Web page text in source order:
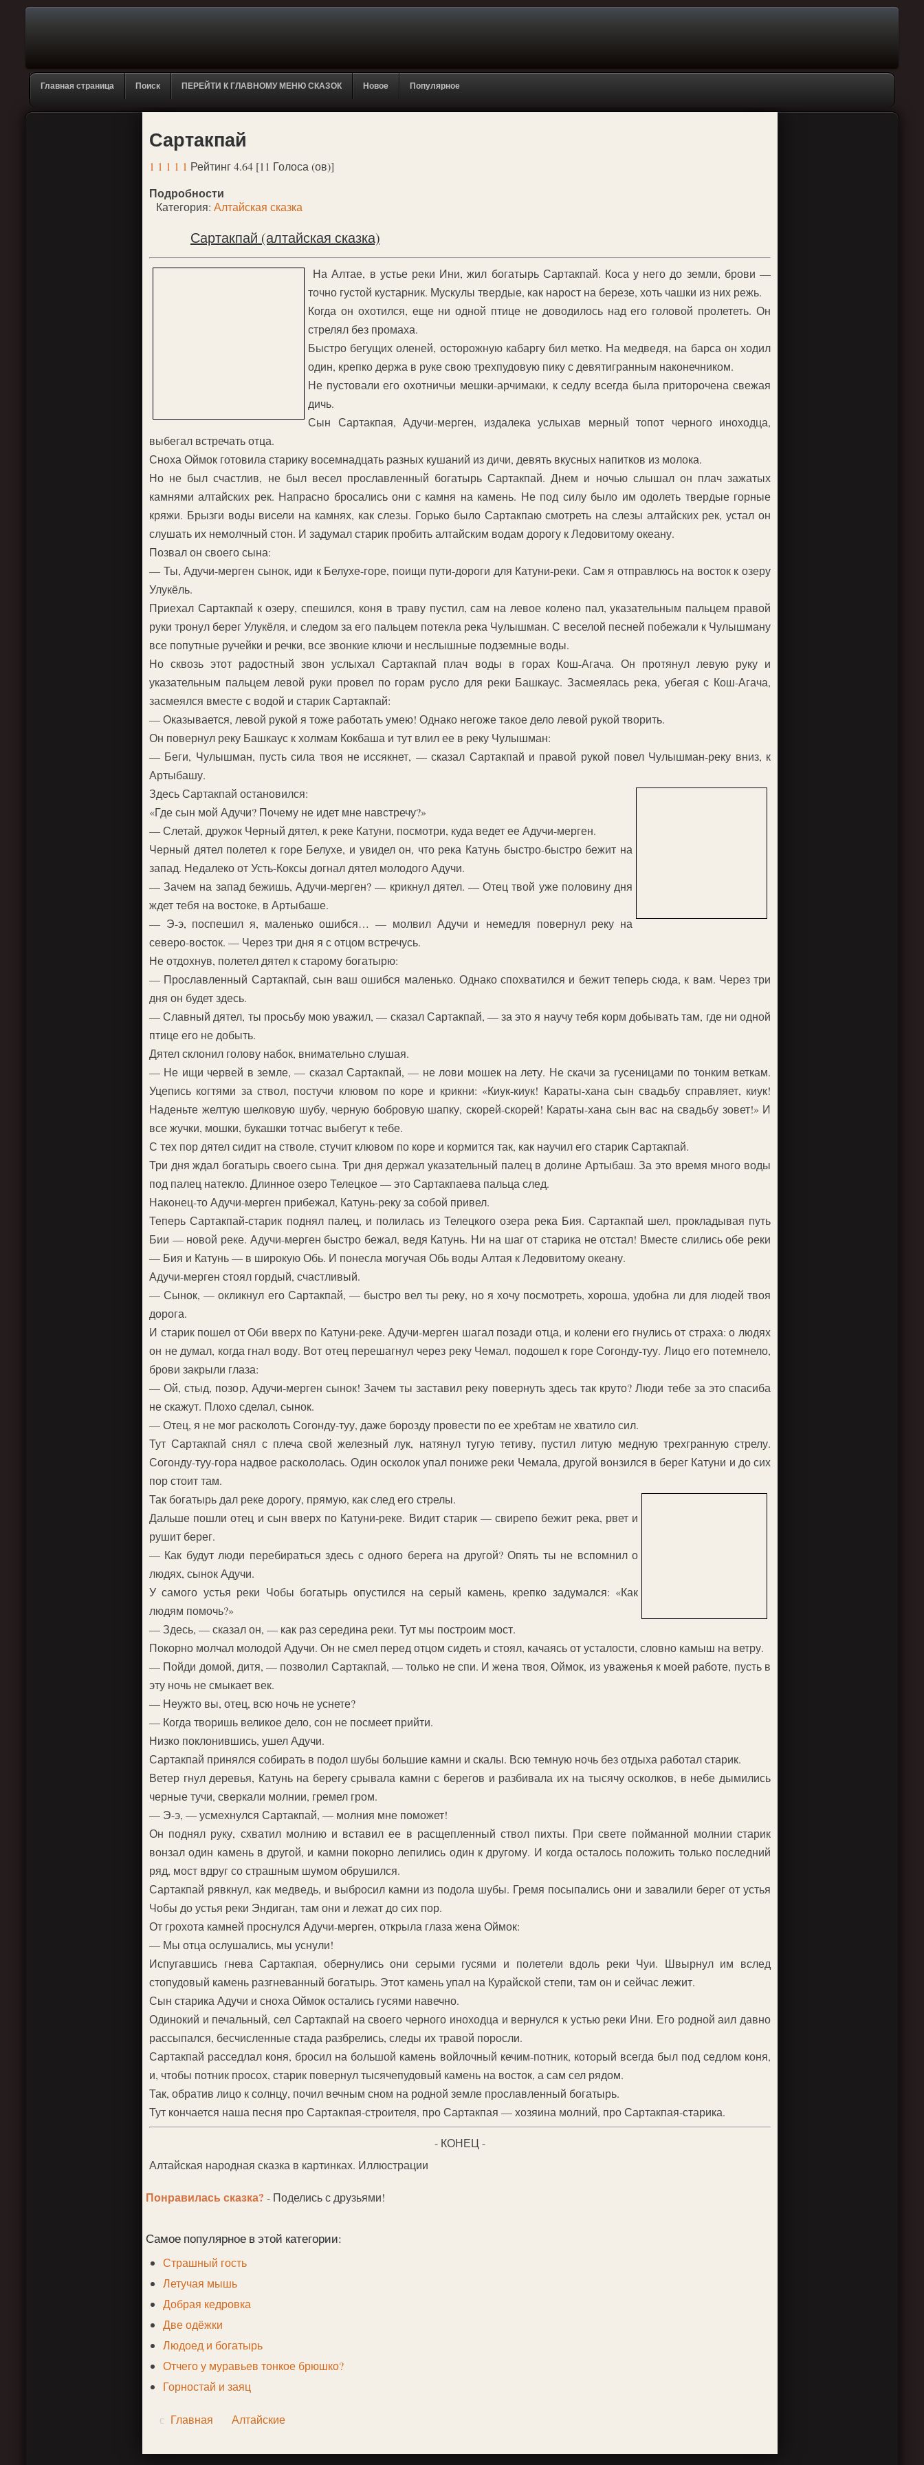
Главная страница Поиск ПЕРЕЙТИ К ГЛАВНОМУ МЕНЮ СКАЗОК Новое Популярное
Сартакпай
1 1 1 1 1 Рейтинг 4.64 [11 Голоса (ов)]
Подробности
Категория: Алтайская сказка
Сартакпай (алтайская сказка)
На Алтае, в устье реки Ини, жил богатырь Сартакпай. Коса у него до земли, брови —
точно густой кустарник. Мускулы твердые, как нарост на березе, хоть чашки из них режь.
Когда он охотился, еще ни одной птице не доводилось над его головой пролететь. Он
стрелял без промаха.
Быстро бегущих оленей, осторожную кабаргу бил метко. На медведя, на барса он ходил
один, крепко держа в руке свою трехпудовую пику с девятигранным наконечником.
Не пустовали его охотничьи мешки-арчимаки, к седлу всегда была приторочена свежая
дичь.
Сын Сартакпая, Адучи-мерген, издалека услыхав мерный топот черного иноходца,
выбегал встречать отца.
Сноха Оймок готовила старику восемнадцать разных кушаний из дичи, девять вкусных напитков из молока.
Но не был счастлив, не был весел прославленный богатырь Сартакпай. Днем и ночью слышал он плач зажатых
камнями алтайских рек. Напрасно бросались они с камня на камень. Не под силу было им одолеть твердые горные
кряжи. Брызги воды висели на камнях, как слезы. Горько было Сартакпаю смотреть на слезы алтайских рек, устал он
слушать их немолчный стон. И задумал старик пробить алтайским водам дорогу к Ледовитому океану.
Позвал он своего сына:
— Ты, Адучи-мерген сынок, иди к Белухе-горе, поищи пути-дороги для Катуни-реки. Сам я отправлюсь на восток к озеру
Улукёль.
Приехал Сартакпай к озеру, спешился, коня в траву пустил, сам на левое колено пал, указательным пальцем правой
руки тронул берег Улукёля, и следом за его пальцем потекла река Чулышман. С веселой песней побежали к Чулышману
все попутные ручейки и речки, все звонкие ключи и неслышные подземные воды.
Но сквозь этот радостный звон услыхал Сартакпай плач воды в горах Кош-Агача. Он протянул левую руку и
указательным пальцем левой руки провел по горам русло для реки Башкаус. Засмеялась река, убегая с Кош-Агача,
засмеялся вместе с водой и старик Сартакпай:
— Оказывается, левой рукой я тоже работать умею! Однако негоже такое дело левой рукой творить.
Он повернул реку Башкаус к холмам Кокбаша и тут влил ее в реку Чулышман:
— Беги, Чулышман, пусть сила твоя не иссякнет, — сказал Сартакпай и правой рукой повел Чулышман-реку вниз, к
Артыбашу.
Здесь Сартакпай остановился:
«Где сын мой Адучи? Почему не идет мне навстречу?»
— Слетай, дружок Черный дятел, к реке Катуни, посмотри, куда ведет ее Адучи-мерген.
Черный дятел полетел к горе Белухе, и увидел он, что река Катунь быстро-быстро бежит на
запад. Недалеко от Усть-Коксы догнал дятел молодого Адучи.
— Зачем на запад бежишь, Адучи-мерген? — крикнул дятел. — Отец твой уже половину дня
ждет тебя на востоке, в Артыбаше.
— Э-э, поспешил я, маленько ошибся… — молвил Адучи и немедля повернул реку на
северо-восток. — Через три дня я с отцом встречусь.
Не отдохнув, полетел дятел к старому богатырю:
— Прославленный Сартакпай, сын ваш ошибся маленько. Однако спохватился и бежит теперь сюда, к вам. Через три
дня он будет здесь.
— Славный дятел, ты просьбу мою уважил, — сказал Сартакпай, — за это я научу тебя корм добывать там, где ни одной
птице его не добыть.
Дятел склонил голову набок, внимательно слушая.
— Не ищи червей в земле, — сказал Сартакпай, — не лови мошек на лету. Не скачи за гусеницами по тонким веткам.
Уцепись когтями за ствол, постучи клювом по коре и крикни: «Киук-киук! Караты-хана сын свадьбу справляет, киук!
Наденьте желтую шелковую шубу, черную бобровую шапку, скорей-скорей! Караты-хана сын вас на свадьбу зовет!» И
все жучки, мошки, букашки тотчас выбегут к тебе.
С тех пор дятел сидит на стволе, стучит клювом по коре и кормится так, как научил его старик Сартакпай.
Три дня ждал богатырь своего сына. Три дня держал указательный палец в долине Артыбаш. За это время много воды
под палец натекло. Длинное озеро Телецкое — это Сартакпаева пальца след.
Наконец-то Адучи-мерген прибежал, Катунь-реку за собой привел.
Теперь Сартакпай-старик поднял палец, и полилась из Телецкого озера река Бия. Сартакпай шел, прокладывая путь
Бии — новой реке. Адучи-мерген быстро бежал, ведя Катунь. Ни на шаг от старика не отстал! Вместе слились обе реки
— Бия и Катунь — в широкую Обь. И понесла могучая Обь воды Алтая к Ледовитому океану.
Адучи-мерген стоял гордый, счастливый.
— Сынок, — окликнул его Сартакпай, — быстро вел ты реку, но я хочу посмотреть, хороша, удобна ли для людей твоя
дорога.
И старик пошел от Оби вверх по Катуни-реке. Адучи-мерген шагал позади отца, и колени его гнулись от страха: о людях
он не думал, когда гнал воду. Вот отец перешагнул через реку Чемал, подошел к горе Согонду-туу. Лицо его потемнело,
брови закрыли глаза:
— Ой, стыд, позор, Адучи-мерген сынок! Зачем ты заставил реку повернуть здесь так круто? Люди тебе за это спасиба
не скажут. Плохо сделал, сынок.
— Отец, я не мог расколоть Согонду-туу, даже борозду провести по ее хребтам не хватило сил.
Тут Сартакпай снял с плеча свой железный лук, натянул тугую тетиву, пустил литую медную трехгранную стрелу.
Согонду-туу-гора надвое раскололась. Один осколок упал пониже реки Чемала, другой вонзился в берег Катуни и до сих
пор стоит там.
Так богатырь дал реке дорогу, прямую, как след его стрелы.
Дальше пошли отец и сын вверх по Катуни-реке. Видит старик — свирепо бежит река, рвет и
рушит берег.
— Как будут люди перебираться здесь с одного берега на другой? Опять ты не вспомнил о
людях, сынок Адучи.
У самого устья реки Чобы богатырь опустился на серый камень, крепко задумался: «Как
людям помочь?»
— Здесь, — сказал он, — как раз середина реки. Тут мы построим мост.
Покорно молчал молодой Адучи. Он не смел перед отцом сидеть и стоял, качаясь от усталости, словно камыш на ветру.
— Пойди домой, дитя, — позволил Сартакпай, — только не спи. И жена твоя, Оймок, из уваженья к моей работе, пусть в
эту ночь не смыкает век.
— Неужто вы, отец, всю ночь не уснете?
— Когда творишь великое дело, сон не посмеет прийти.
Низко поклонившись, ушел Адучи.
Сартакпай принялся собирать в подол шубы большие камни и скалы. Всю темную ночь без отдыха работал старик.
Ветер гнул деревья, Катунь на берегу срывала камни с берегов и разбивала их на тысячу осколков, в небе дымились
черные тучи, сверкали молнии, гремел гром.
— Э-э, — усмехнулся Сартакпай, — молния мне поможет!
Он поднял руку, схватил молнию и вставил ее в расщепленный ствол пихты. При свете пойманной молнии старик
вонзал один камень в другой, и камни покорно лепились один к другому. И когда осталось положить только последний
ряд, мост вдруг со страшным шумом обрушился.
Сартакпай рявкнул, как медведь, и выбросил камни из подола шубы. Гремя посыпались они и завалили берег от устья
Чобы до устья реки Эндиган, там они и лежат до сих пор.
От грохота камней проснулся Адучи-мерген, открыла глаза жена Оймок:
— Мы отца ослушались, мы уснули!
Испугавшись гнева Сартакпая, обернулись они серыми гусями и полетели вдоль реки Чуи. Швырнул им вслед
стопудовый камень разгневанный богатырь. Этот камень упал на Курайской степи, там он и сейчас лежит.
Сын старика Адучи и сноха Оймок остались гусями навечно.
Одинокий и печальный, сел Сартакпай на своего черного иноходца и вернулся к устью реки Ини. Его родной аил давно
рассыпался, бесчисленные стада разбрелись, следы их травой поросли.
Сартакпай расседлал коня, бросил на большой камень войлочный кечим-потник, который всегда был под седлом коня,
и, чтобы потник просох, старик повернул тысячепудовый камень на восток, а сам сел рядом.
Так, обратив лицо к солнцу, почил вечным сном на родной земле прославленный богатырь.
Тут кончается наша песня про Сартакпая-строителя, про Сартакпая — хозяина молний, про Сартакпая-старика.
- КОНЕЦ -
Алтайская народная сказка в картинках. Иллюстрации
Понравилась сказка? - Поделись с друзьями!
Самое популярное в этой категории:
Страшный гость
Летучая мышь
Добрая кедровка
Две одёжки
Людоед и богатырь
Отчего у муравьев тонкое брюшко?
Горностай и заяц
Главная Алтайские